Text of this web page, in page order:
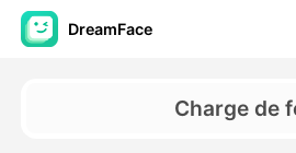
DreamFace
Charge de